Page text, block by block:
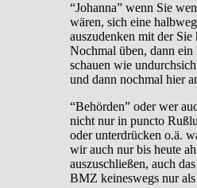
“Johanna” wenn Sie
wären, sich eine
auszudenken mit der
Nochmal üben, dann ein
schauen wie
und dann nochmal hier
“Behörden” oder wer
nicht nur in puncto
oder unterdrücken o.ä.
wir auch nur bis heute
auszuschließen, auch
BMZ keineswegs nur